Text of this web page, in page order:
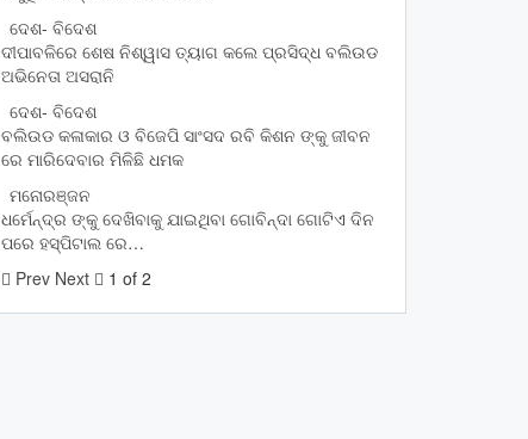
ଦେଶ- ବିଦେଶ
ଦୀପାବଳିରେ ଶେଷ ନିଶ୍ୱାସ ତ୍ୟାଗ କଲେ ପ୍ରସିଦ୍ଧ ବଲିଉଡ
ଅଭିନେତା ଅସରାନି
ଦେଶ- ବିଦେଶ
ବଲିଉଡ କଳାକାର ଓ ବିଜେପି ସାଂସଦ ରବି କିଶନ ଙ୍କୁ ଜୀବନ
ରେ ମାରିଦେବାର ମିଳିଛି ଧମକ
ମନୋରଞ୍ଜନ
ଧର୍ମେନ୍ଦ୍ର ଙ୍କୁ ଦେଖିବାକୁ ଯାଇଥିବା ଗୋବିନ୍ଦା ଗୋଟିଏ ଦିନ
ପରେ ହସ୍ପିଟାଲ ରେ…
Prev Next 1 of 2